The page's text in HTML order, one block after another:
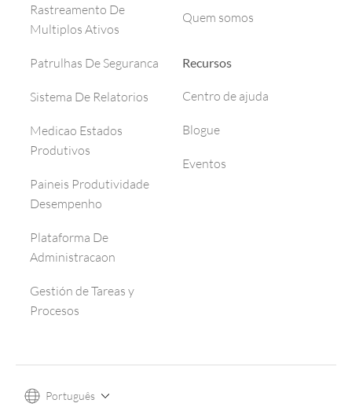
Rastreamento De
Multiplos Ativos
Patrulhas De Seguranca
Sistema De Relatorios
Medicao Estados
Produtivos
Paineis Produtividade
Desempenho
Plataforma De
Administracaon
Gestión de Tareas y
Procesos
Quem somos
Recursos
Centro de ajuda
Blogue
Eventos
Português